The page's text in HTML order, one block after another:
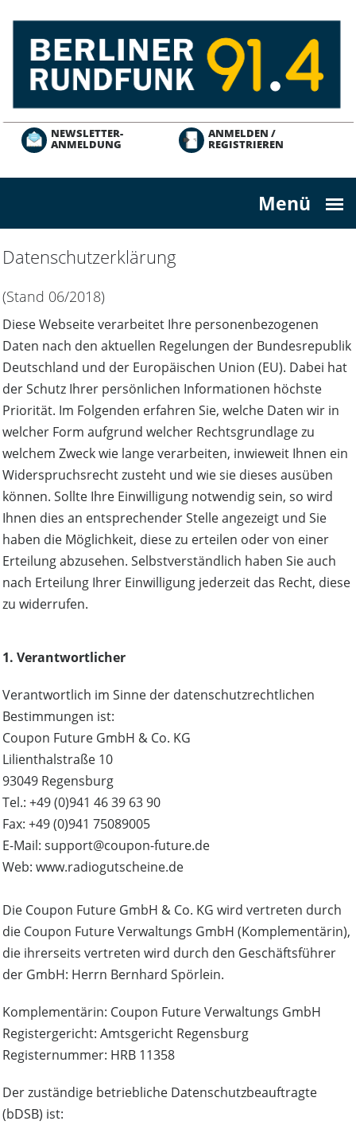
zum
Inhalt
NEWSLETTER-
ANMELDUNG
ANMELDEN /
REGISTRIEREN
Menü
Datenschutzerklärung
(Stand 06/2018)
Diese Webseite verarbeitet Ihre personenbezogenen
Daten nach den aktuellen Regelungen der Bundesrepublik
Deutschland und der Europäischen Union (EU). Dabei hat
der Schutz Ihrer persönlichen Informationen höchste
Priorität. Im Folgenden erfahren Sie, welche Daten wir in
welcher Form aufgrund welcher Rechtsgrundlage zu
welchem Zweck wie lange verarbeiten, inwieweit Ihnen ein
Widerspruchsrecht zusteht und wie sie dieses ausüben
können. Sollte Ihre Einwilligung notwendig sein, so wird
Ihnen dies an entsprechender Stelle angezeigt und Sie
haben die Möglichkeit, diese zu erteilen oder von einer
Erteilung abzusehen. Selbstverständlich haben Sie auch
nach Erteilung Ihrer Einwilligung jederzeit das Recht, diese
zu widerrufen.
1. Verantwortlicher
Verantwortlich im Sinne der datenschutzrechtlichen
Bestimmungen ist:
Coupon Future GmbH & Co. KG
Lilienthalstraße 10
93049 Regensburg
Tel.: +49 (0)941 46 39 63 90
Fax: +49 (0)941 75089005
E-Mail: support@coupon-future.de
Web: www.radiogutscheine.de
Die Coupon Future GmbH & Co. KG wird vertreten durch
die Coupon Future Verwaltungs GmbH (Komplementärin),
die ihrerseits vertreten wird durch den Geschäftsführer
der GmbH: Herrn Bernhard Spörlein.
Komplementärin: Coupon Future Verwaltungs GmbH
Registergericht: Amtsgericht Regensburg
Registernummer: HRB 11358
Der zuständige betriebliche Datenschutzbeauftragte
(bDSB) ist: